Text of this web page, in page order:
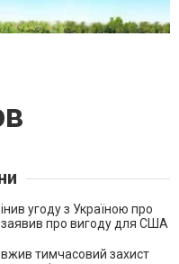
угоду з Україною про
про вигоду для США
тимчасовий захист